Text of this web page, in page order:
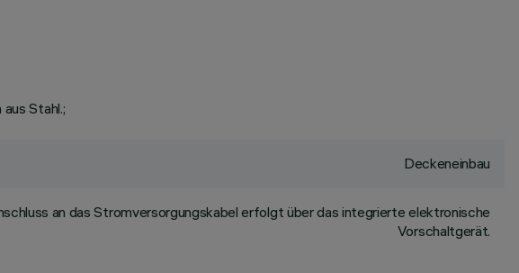
Stahl.;
Deckeneinbau
an das Stromversorgungskabel erfolgt über das integrierte elektronische
Vorschaltgerät.